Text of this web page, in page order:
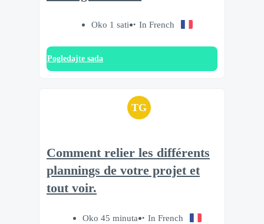
Oko 1 sati In French
Pogledajte sada
TG
Comment relier les différents
plannings de votre projet et
tout voir.
Oko 45 minuta In French